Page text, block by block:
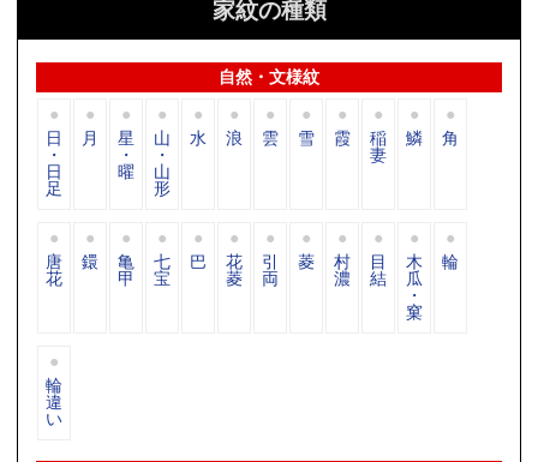
家紋の種類
自然・文様紋
日
・
日
足
月 星
・
曜
山
・
山
形
水 浪 雲 雪 霞 稲
妻
鱗 角
唐
花
鐶 亀
甲
七
宝
巴 花
菱
引
両
菱 村
濃
目
結
木
瓜
・
窠
輪
輪
違
い